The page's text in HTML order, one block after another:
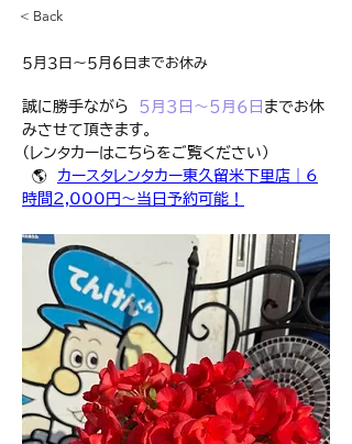
< Back
５月３日～５月６日までお休み
誠に勝手ながら ５月３日～５月６日 までお休
みさせて頂きます。
（レンタカーはこちらをご覧ください）
🌎 カースタレンタカー東久留米下里店｜6
時間2,000円～当日予約可能！